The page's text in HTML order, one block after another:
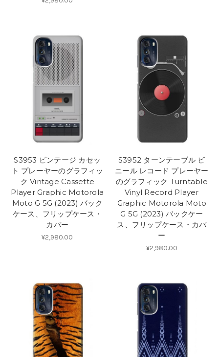
S3953 ビンテージ カセッ
ト プレーヤーのグラフィッ
ク Vintage Cassette
Player Graphic Motorola
Moto G 5G (2023) バック
ケース、フリップケース・
カバー
¥2,980.00
S3952 ターンテーブル ビ
ニール レコード プレーヤー
のグラフィック Turntable
Vinyl Record Player
Graphic Motorola Moto
G 5G (2023) バックケー
ス、フリップケース・カバ
ー
¥2,980.00